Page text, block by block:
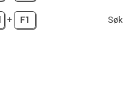
+ F1 Søk